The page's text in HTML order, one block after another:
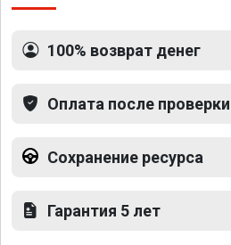
100% возврат денег
Оплата после проверки
Сохранение ресурса
Гарантия 5 лет